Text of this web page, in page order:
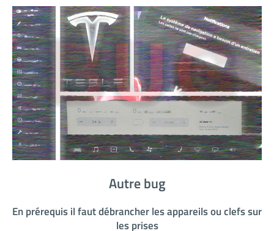
Autre bug
En prérequis il faut débrancher les appareils ou clefs sur
les prises